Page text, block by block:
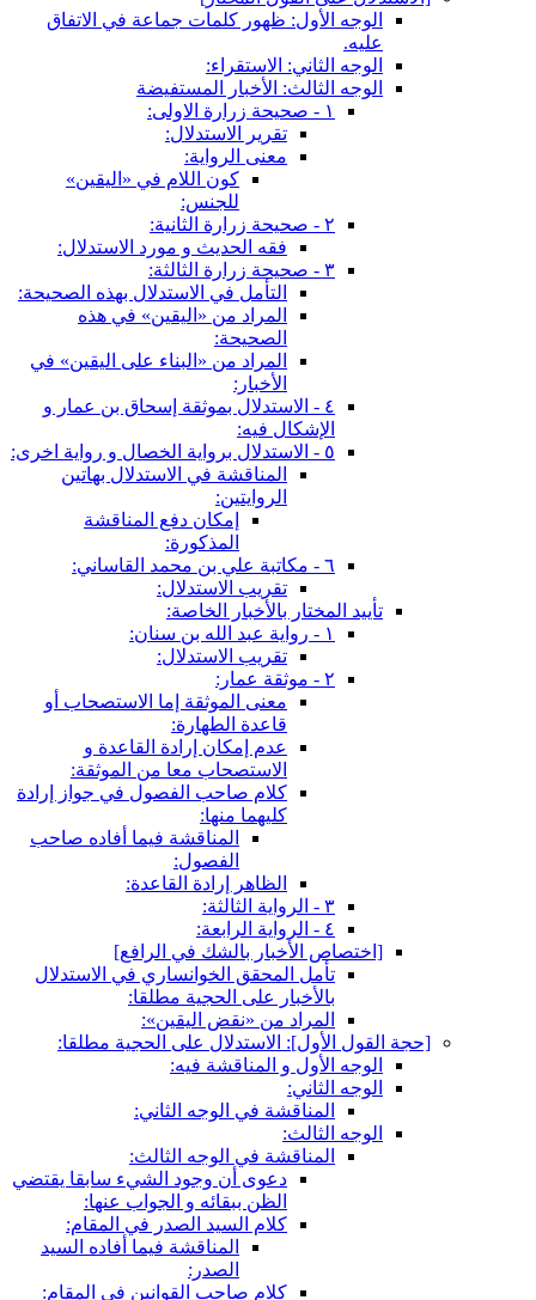
الوجه الأول: ظهور كلمات جماعة في الاتفاق
عليه.
الوجه الثاني: الاستقراء:
الوجه الثالث: الأخبار المستفيضة
١ - صحيحة زرارة الاولى:
تقرير الاستدلال:
معنى الرواية:
كون اللام في «اليقين»
للجنس:
٢ - صحيحة زرارة الثانية:
فقه الحديث و مورد الاستدلال:
٣ - صحيحة زرارة الثالثة:
التأمل في الاستدلال بهذه الصحيحة:
المراد من «اليقين» في هذه
الصحيحة:
المراد من «البناء على اليقين» في
الأخبار:
٤ - الاستدلال بموثقة إسحاق بن عمار و
الإشكال فيه:
٥ - الاستدلال برواية الخصال و رواية اخرى:
المناقشة في الاستدلال بهاتين
الروايتين:
إمكان دفع المناقشة
المذكورة:
٦ - مكاتبة علي بن محمد القاساني:
تقريب الاستدلال:
تأييد المختار بالأخبار الخاصة:
١ - رواية عبد الله بن سنان:
تقريب الاستدلال:
٢ - موثقة عمار:
معنى الموثقة إما الاستصحاب أو
قاعدة الطهارة:
عدم إمكان إرادة القاعدة و
الاستصحاب معا من الموثقة:
كلام صاحب الفصول في جواز إرادة
كليهما منها:
المناقشة فيما أفاده صاحب
الفصول:
الظاهر إرادة القاعدة:
٣ - الرواية الثالثة:
٤ - الرواية الرابعة:
[اختصاص الأخبار بالشك في الرافع‏]
تأمل المحقق الخوانساري في الاستدلال
بالأخبار على الحجية مطلقا:
المراد من «نقض اليقين»:
[حجة القول الأول‏]: الاستدلال على الحجية مطلقا:
الوجه الأول و المناقشة فيه:
الوجه الثاني:
المناقشة في الوجه الثاني:
الوجه الثالث:
المناقشة في الوجه الثالث:
دعوى أن وجود الشي‏ء سابقا يقتضي
الظن ببقائه و الجواب عنها:
كلام السيد الصدر في المقام:
المناقشة فيما أفاده السيد
الصدر:
كلام صاحب القوانين في المقام: